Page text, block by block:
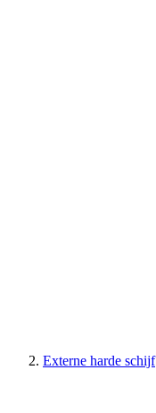
Externe harde schijf